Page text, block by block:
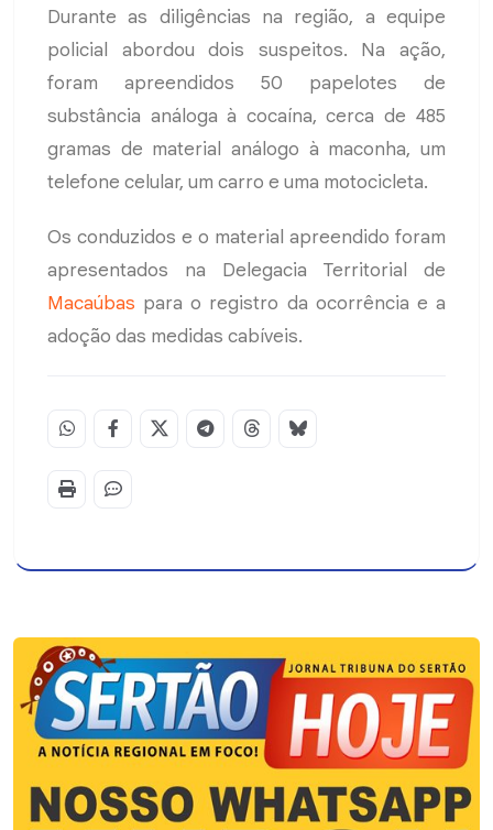
Durante as diligências na região, a equipe
policial abordou dois suspeitos. Na ação,
foram apreendidos 50 papelotes de
substância análoga à cocaína, cerca de 485
gramas de material análogo à maconha, um
telefone celular, um carro e uma motocicleta.
Os conduzidos e o material apreendido foram
apresentados na Delegacia Territorial de
Macaúbas para o registro da ocorrência e a
adoção das medidas cabíveis.